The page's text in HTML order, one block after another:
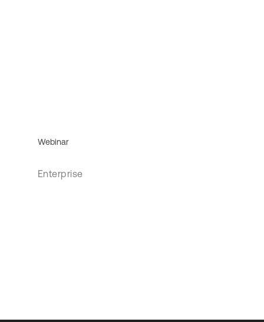
Webinar
Enterprise